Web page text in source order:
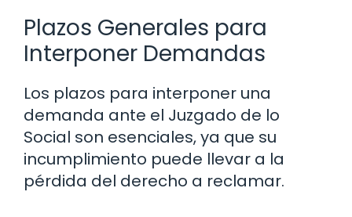
Plazos Generales para
Interponer Demandas
Los plazos para interponer una
demanda ante el Juzgado de lo
Social son esenciales, ya que su
incumplimiento puede llevar a la
pérdida del derecho a reclamar.